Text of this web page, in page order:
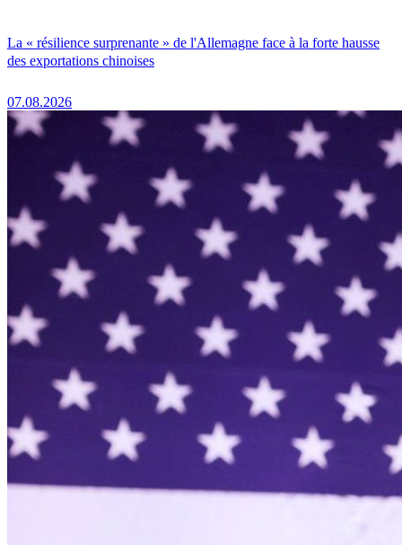
La « résilience surprenante » de l'Allemagne face à la forte hausse
des exportations chinoises
07.08.2026